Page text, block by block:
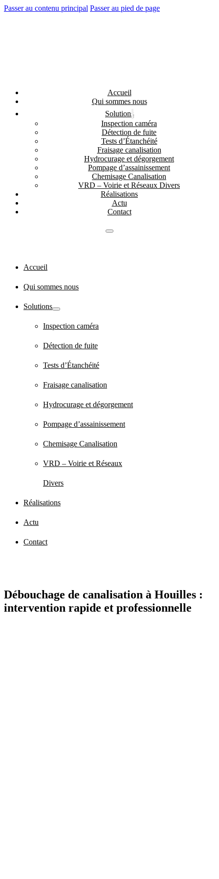
Passer au contenu principal Passer au pied de page
Accueil
Qui sommes nous
Solutions
Inspection caméra
Détection de fuite
Tests d’Étanchéité
Fraisage canalisation
Hydrocurage et dégorgement
Pompage d’assainissement
Chemisage Canalisation
VRD – Voirie et Réseaux Divers
Réalisations
Actu
Contact
Accueil
Qui sommes nous
Solutions
Inspection caméra
Détection de fuite
Tests d’Étanchéité
Fraisage canalisation
Hydrocurage et dégorgement
Pompage d’assainissement
Chemisage Canalisation
VRD – Voirie et Réseaux
Divers
Réalisations
Actu
Contact
Débouchage de canalisation à Houilles :
intervention rapide et professionnelle